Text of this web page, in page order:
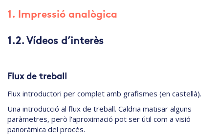
1. Impressió analògica
1.2. Vídeos d’interès
Flux de treball
Flux introductori per complet amb grafismes (en castellà).
Una introducció al flux de treball. Caldria matisar alguns
paràmetres, però l’aproximació pot ser útil com a visió
panoràmica del procés.